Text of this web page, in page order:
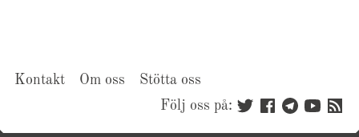
Kontakt Om oss
Stötta oss
Följ oss på: